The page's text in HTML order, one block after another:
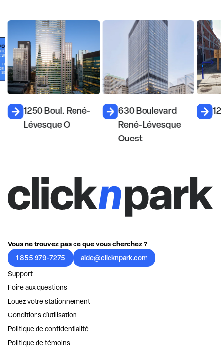
1250 Boul. René-
Lévesque O
630 Boulevard
René-Lévesque
Ouest
Vous ne trouvez pas ce que vous cherchez ?
1 855 979-7275
aide@clicknpark.com
Support
Foire aux questions
Louez votre stationnement
Conditions d'utilisation
Politique de confidentialité
Politique de témoins